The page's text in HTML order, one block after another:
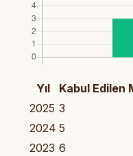
Yıl Kabul Edilen
2025 3
2024 5
2023 6